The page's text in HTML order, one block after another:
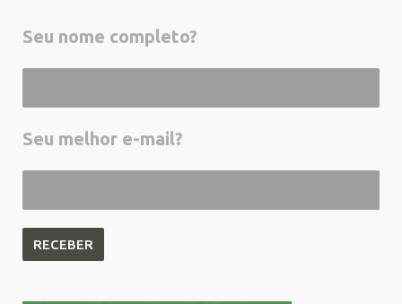
Seu nome completo?
Seu melhor e-mail?